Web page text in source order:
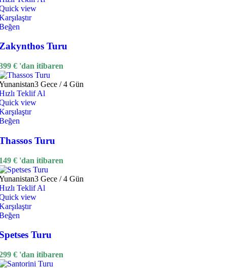
view
Turu
€ 'dan itibaren
3 Gece / 4 Gün
Teklif Al
view
Turu
€ 'dan itibaren
3 Gece / 4 Gün
Teklif Al
view
Turu
€ 'dan itibaren